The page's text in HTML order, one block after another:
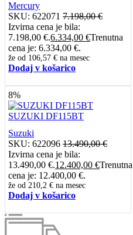
Mercury
SKU: 622071 7.198,00€
Izvirna cena je bila:
7.198,00 €.6.334,00 €Trenutna
cena je: 6.334,00 €.
že od 106,57 € na mesec
Dodaj v košarico
8%
SUZUKI DF115BT
Suzuki
SKU: 622096 13.490,00€
Izvirna cena je bila:
13.490,00 €.12.400,00 €Trenutna
cena je: 12.400,00 €.
že od 210,2 € na mesec
Dodaj v košarico